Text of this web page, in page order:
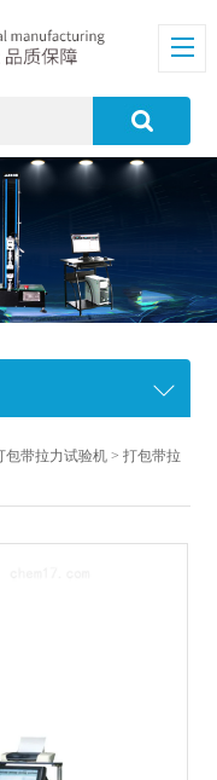
包带拉力试验机 > 打包带拉